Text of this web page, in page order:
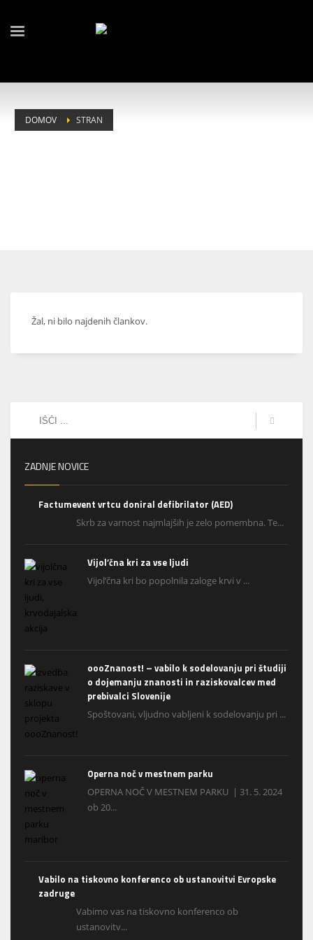
DOMOV STRAN
Žal, ni bilo najdenih člankov.
ZADNJE NOVICE
Factumevent vrtcu doniral defibrilator (AED)
Skrb za varnost najmlajših je zelo pomembna. Te...
Vijol’čna kri za vse ljudi
Vijol’čna kri bo popolnila zaloge krvi v ...
oooZnanost! – vabilo k sodelovanju pri študiji
o dojemanju znanosti in raziskovalcev med
prebivalci Slovenije
Spoštovani, vljudno vabljeni k sodelovanju pri ...
Operna noč v mestnem parku
OPERNA NOČ V MESTNEM PARKU | 31. 5. 2024
ob 20...
Vabilo na tiskovno konferenco ob ustanovitvi Evropske
zadruge
Vabimo vas na tiskovno konferenco ob
ustanovitv...